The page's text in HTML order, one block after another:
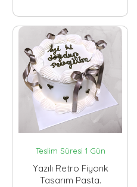
Teslim Süresi 1 Gün
Yazılı Retro Fiyonk
Tasarım Pasta.